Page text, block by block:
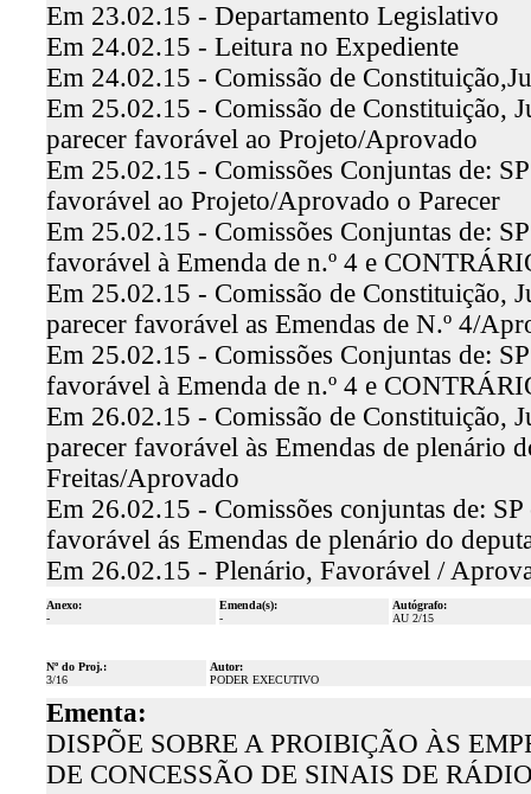
Em 23.02.15 - Departamento Legislativo
Em 24.02.15 - Leitura no Expediente
Em 24.02.15 - Comissão de
Em 25.02.15 - Comissão de Constituição,
parecer favorável ao Projeto/Aprovado
Em 25.02.15 - Comissões Conjuntas de:
favorável ao Projeto/Aprovado o Parecer
Em 25.02.15 - Comissões Conjuntas de:
favorável à Emenda de n.º 4 e
Em 25.02.15 - Comissão de Constituição,
parecer favorável as Emendas de N.º 4/
Em 25.02.15 - Comissões Conjuntas de:
favorável à Emenda de n.º 4 e
Em 26.02.15 - Comissão de Constituição,
parecer favorável às Emendas de plenário
Freitas/Aprovado
Em 26.02.15 - Comissões conjuntas de:
favorável ás Emendas de plenário do
Em 26.02.15 - Plenário, Favorável /
Anexo:
-
Emenda(s):
-
Autógrafo:
AU 2/15
Nº do Proj.:
3/16
Autor:
PODER EXECUTIVO
Ementa:
DISPÕE SOBRE A PROIBIÇÃO ÀS
DE CONCESSÃO DE SINAIS DE